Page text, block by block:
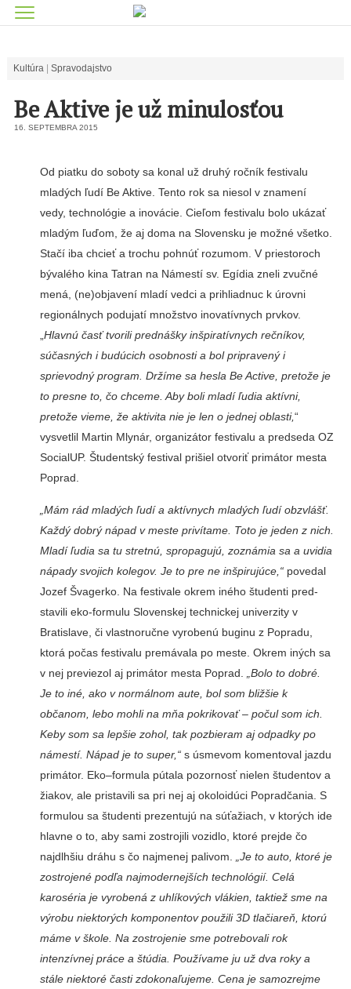
Kultúra Spravodajstvo
Be Aktive je už minulosťou
16. SEPTEMBRA 2015
Od piatku do soboty sa konal už druhý ročník festi­valu
mladých ľudí Be Aktive. Tento rok sa niesol v znamení
vedy, technológie a inovácie. Cieľom festivalu bolo ukázať
mladým ľuďom, že aj doma na Slovensku je možné všet­ko.
Stačí iba chcieť a trochu pohnúť rozumom. V priesto­roch
bývalého kina Tatran na Námestí sv. Egídia zneli zvuč­né
mená, (ne)objavení mladí vedci a prihliadnuc k úrovni
regionálnych podujatí množ­stvo inovatívnych prvkov.
Hlavnú časť tvorili pred­nášky inšpiratívnych rečníkov,
súčasných i budúcich osobnos­ti a bol pripravený i
sprievod­ný program. Držíme sa hesla Be Active, pretože je
to presne to, čo chceme. Aby boli mladí ľudia aktívni,
pretože vieme, že aktivita nie je len o jed­nej oblasti,“
vysvetlil Martin Mlynár, organizátor festivalu a predseda OZ
SocialUP. Štu­dentský festival prišiel otvoriť primátor mesta
Poprad.
„Mám rád mladých ľudí a aktívnych mladých ľudí obzvlášť.
Každý dobrý ná­pad v meste privítame. Toto je jeden z nich.
Mladí ľudia sa tu stretnú, spropagujú, zoznámia sa a uvidia
nápa­dy svojich kolegov. Je to pre ne inšpirujúce,“ povedal
Jo­zef Švagerko. Na festivale okrem iného študenti pred­
stavili eko-formulu Sloven­skej technickej univerzity v
Bratislave, či vlastnoručne vyrobenú buginu z Popradu,
ktorá počas festivalu premávala po meste. Okrem iných sa
v nej previezol aj pri­mátor mesta Poprad.
„Bolo to dobré.
Je to iné, ako v nor­málnom aute, bol som bližšie k
občanom, lebo mohli na mňa pokrikovať – počul som ich.
Keby som sa lepšie zohol, tak pozbieram aj odpadky po
námestí. Nápad je to super,“ s úsmevom komentoval jazdu
primátor. Eko–formula púta­la pozornosť nielen študentov a
žiakov, ale pristavili sa pri nej aj okoloidúci Popradča­nia. S
formulou sa študen­ti prezentujú na súťažiach, v ktorých ide
hlavne o to, aby sami zostrojili vozidlo, kto­ré prejde čo
najdlhšiu dráhu s čo najmenej palivom.
„Je to auto, ktoré je
zostrojené podľa najmodernejších technológií. Celá
karoséria je vyrobená z uhlíkových vlákien, taktiež sme na
výrobu niektorých komponentov použili 3D tla­čiareň, ktorú
máme v škole. Na zostrojenie sme potrebova­li rok
intenzívnej práce a štú­dia. Používame ju už dva roky a
stále niektoré časti zdoko­naľujeme. Cena je samozrej­me